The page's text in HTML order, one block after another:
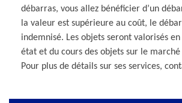
débarras, vous allez bénéficier d’un
la valeur est supérieure au coût, le
indemnisé. Les objets seront valorisés
état et du cours des objets sur le marché
Pour plus de détails sur ses services,